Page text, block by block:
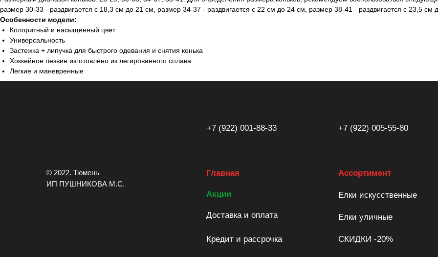
размер 30-33 - раздвигается с 18,3 см до 21 см, размер 34-37 - раздвигается с 22 см до 24 см, размер 38-41 - раздвигается с 23,5 см
Особенности модели:
Колоритный и насыщенный цвет
Универсальность
Застежка + липучка для быстрого одевания и снятия конька
Хоккейное лезвие изготовлено из легированного сплава
Легкие и маневренные
© 2022. Тюмень
ИП ПУШНИКОВА М.С.
Ассортимент
Акции Елки искусственные
СКИДКИ -20%
Главная
Доставка и оплата
+7 (922) 001-88-33 +7 (922) 005-55-80
Елки уличные
Кредит и рассрочка